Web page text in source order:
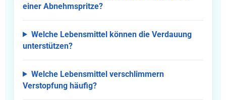
einer Abnehmspritze?
Welche Lebensmittel können die Verdauung
unterstützen?
Welche Lebensmittel verschlimmern
Verstopfung häufig?